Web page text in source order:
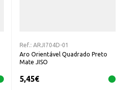
Ref.: ARJI704D-01
Aro Orientável Quadrado Preto
Mate JISO
5,45€